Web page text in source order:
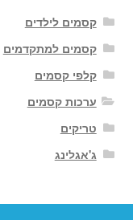
קסמים לילדים
קסמים למתקדמים
קלפי קסמים
ערכות קסמים
טריקים
ג'אגלינג